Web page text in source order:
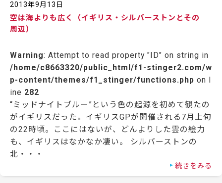
2013年9月13日
空は海よりも広く（イギリス・シルバーストンとその
周辺）
Warning: Attempt to read property "ID" on string in
/home/c8663320/public_html/f1-stinger2.com/w
p-content/themes/f1_stinger/functions.php on l
ine 282
“ミッドナイトブルー”という色の起源を初めて観たの
がイギリスだった。イギリスGPが開催される7月上旬
の22時頃。ここにはないが、どんよりした雲の絵力
も、イギリスはなかなか凄い。 シルバーストンの
北・・・
続きをみる